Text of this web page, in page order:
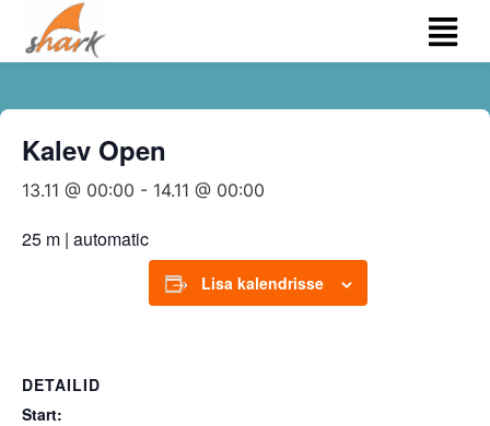
Kalev Open
13.11 @ 00:00 - 14.11 @ 00:00
25 m | automatic
Lisa kalendrisse
DETAILID
Start: